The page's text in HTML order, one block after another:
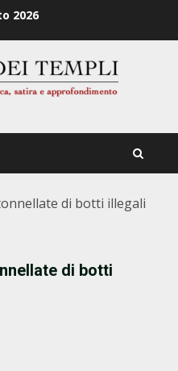
2026
di botti illegali
di botti